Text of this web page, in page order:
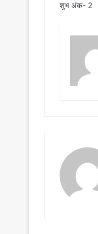
शुभ अंक- 2